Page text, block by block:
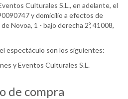
Culturales S.L., en adelante, el
y domicilio a efectos de
Novoa, 1 - bajo derecha 2º, 41008,
espectáculo son los siguientes:
y Eventos Culturales S.L.
de compra